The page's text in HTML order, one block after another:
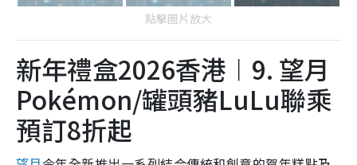
點擊圖片放大
新年禮盒2026香港︱9. 望月
Pokémon/罐頭豬LuLu聯乘
預訂8折起